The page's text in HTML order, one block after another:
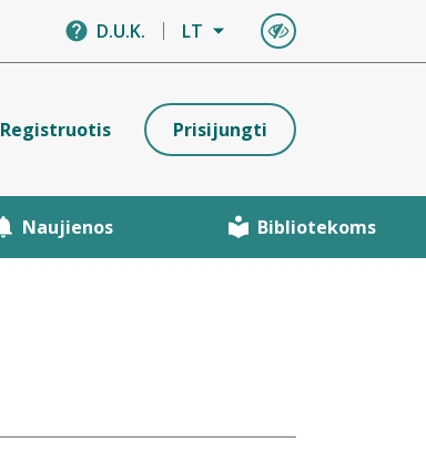
D.U.K. LT
Registruotis Prisijungti
Naujienos Bibliotekoms